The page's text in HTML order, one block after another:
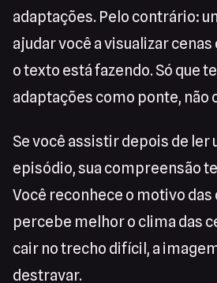
adaptações. Pelo contrário:
ajudar você a visualizar cenas
o texto está fazendo. Só que
adaptações como ponte, não
Se você assistir depois de ler
episódio, sua compreensão
Você reconhece o motivo das
percebe melhor o clima das
cair no trecho difícil, a
destravar.